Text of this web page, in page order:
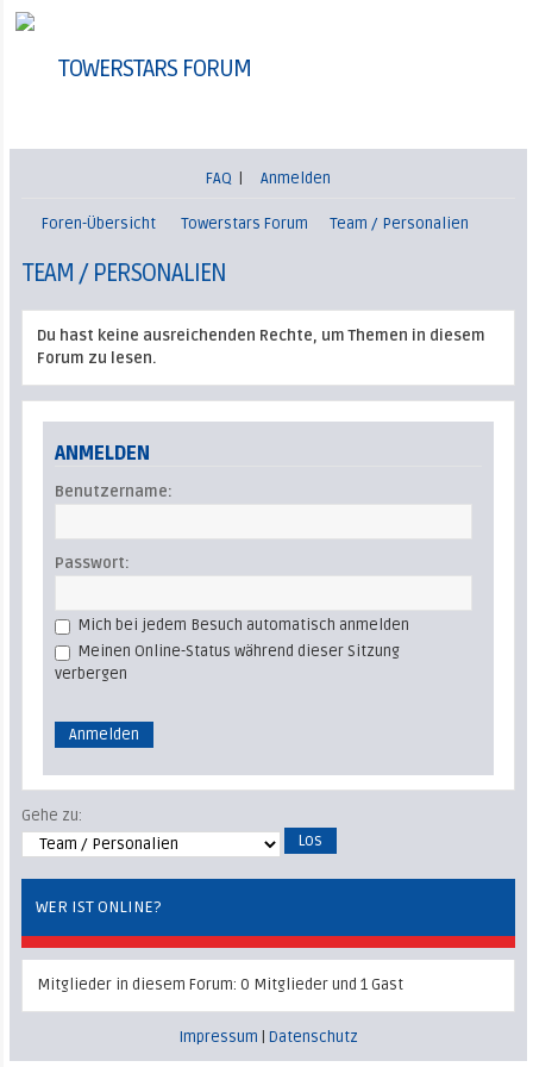
TOWERSTARS FORUM
FAQ Anmelden
Foren-Übersicht Towerstars Forum Team / Personalien
TEAM / PERSONALIEN
Du hast keine ausreichenden Rechte, um Themen in diesem
Forum zu lesen.
ANMELDEN
Benutzername:
Passwort:
Mich bei jedem Besuch automatisch anmelden
Meinen Online-Status während dieser Sitzung
verbergen
Gehe zu:
WER IST ONLINE?
Mitglieder in diesem Forum: 0 Mitglieder und 1 Gast
Impressum |Datenschutz